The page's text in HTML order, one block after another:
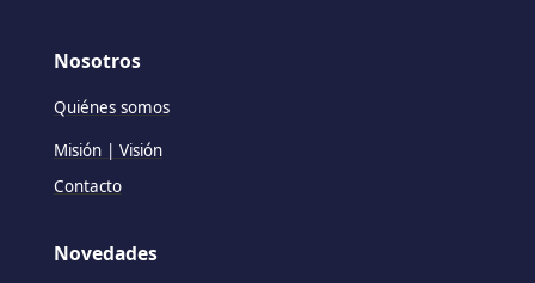
Nosotros
Quiénes somos
Misión | Visión
Contacto
Novedades